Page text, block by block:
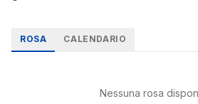
ROSA CALENDARIO
Nessuna rosa